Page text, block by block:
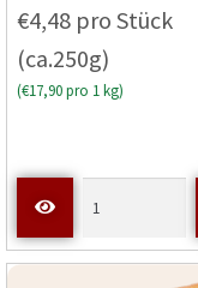
€4,48 pro Stück
(ca.250g)
(€17,90 pro 1 kg)